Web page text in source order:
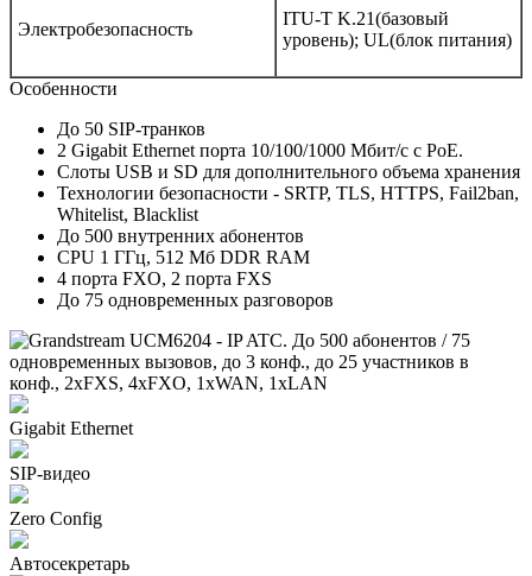
Электробезопасность
ITU-T K.21(базовый
уровень); UL(блок питания)
Особенности
До 50 SIP-транков
2 Gigabit Ethernet порта 10/100/1000 Мбит/с с PoE.
Слоты USB и SD для дополнительного объема хранения
Технологии безопасности - SRTP, TLS, HTTPS, Fail2ban,
Whitelist, Blacklist
До 500 внутренних абонентов
CPU 1 ГГц, 512 Мб DDR RAM
4 порта FXO, 2 порта FXS
До 75 одновременных разговоров
Gigabit Ethernet
SIP-видео
Zero Config
Автосекретарь